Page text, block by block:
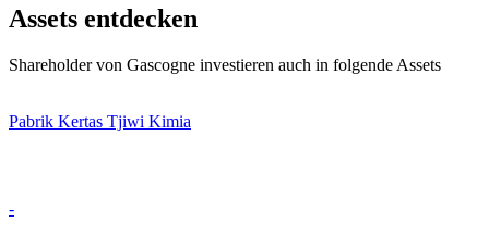
Assets entdecken
Shareholder von Gascogne investieren auch in folgende Assets
Pabrik Kertas Tjiwi Kimia
-